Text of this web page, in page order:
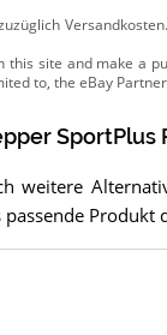
SportPlus
weitere
Produkt